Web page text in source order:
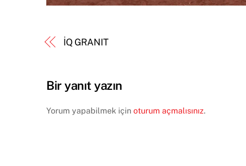
İQ GRANIT
Bir yanıt yazın
Yorum yapabilmek için oturum açmalısınız.